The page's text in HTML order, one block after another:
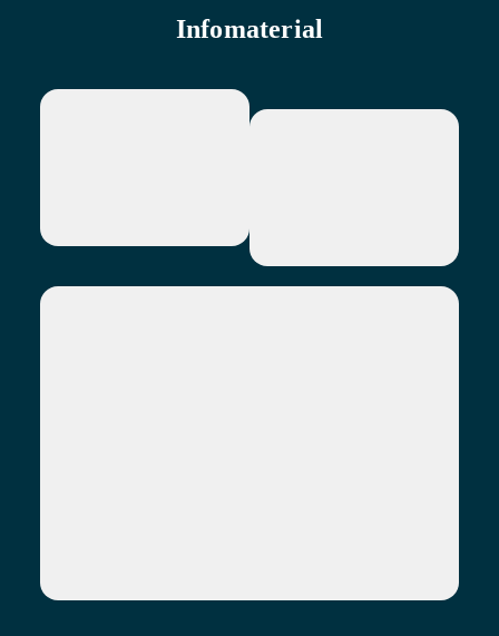
Infomaterial